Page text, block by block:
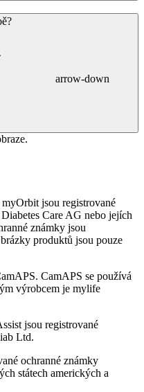
arrow-down
jsou registrované
Care AG nebo jejích
známky jsou
produktů jsou pouze
CamAPS se používá
výrobcem je mylife
jsou registrované
Ltd.
ochranné známky
státech amerických a